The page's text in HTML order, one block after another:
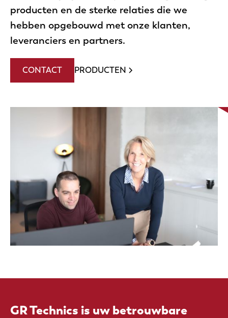
producten en de sterke relaties die we
hebben opgebouwd met onze klanten,
leveranciers en partners.
CONTACT PRODUCTEN
GR Technics is uw betrouwbare